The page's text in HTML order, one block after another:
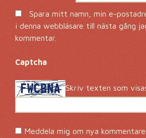
Spara mitt namn, min e-
i denna webbläsare till nästa gång
kommentar.
Captcha *
Skriv texten som
Meddela mig om nya